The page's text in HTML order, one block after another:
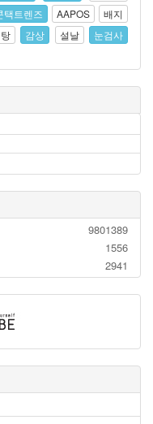
택트렌즈 AAPOS
배지
감상 설날
눈검사
9801389
1556
2941